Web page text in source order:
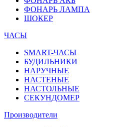
ФОНАРЬ ЛАМПА
ШОКЕР
ЧАСЫ
SMART-ЧАСЫ
БУДИЛЬНИКИ
НАРУЧНЫЕ
НАСТЕНЫЕ
НАСТОЛЬНЫЕ
СЕКУНДОМЕР
Производители